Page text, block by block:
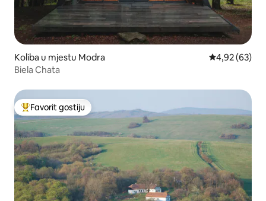
Koliba u mjestu Modra Prosječna
4,92 (63)
Biela Chata
Glavni favorit gostiju
Favorit gostiju